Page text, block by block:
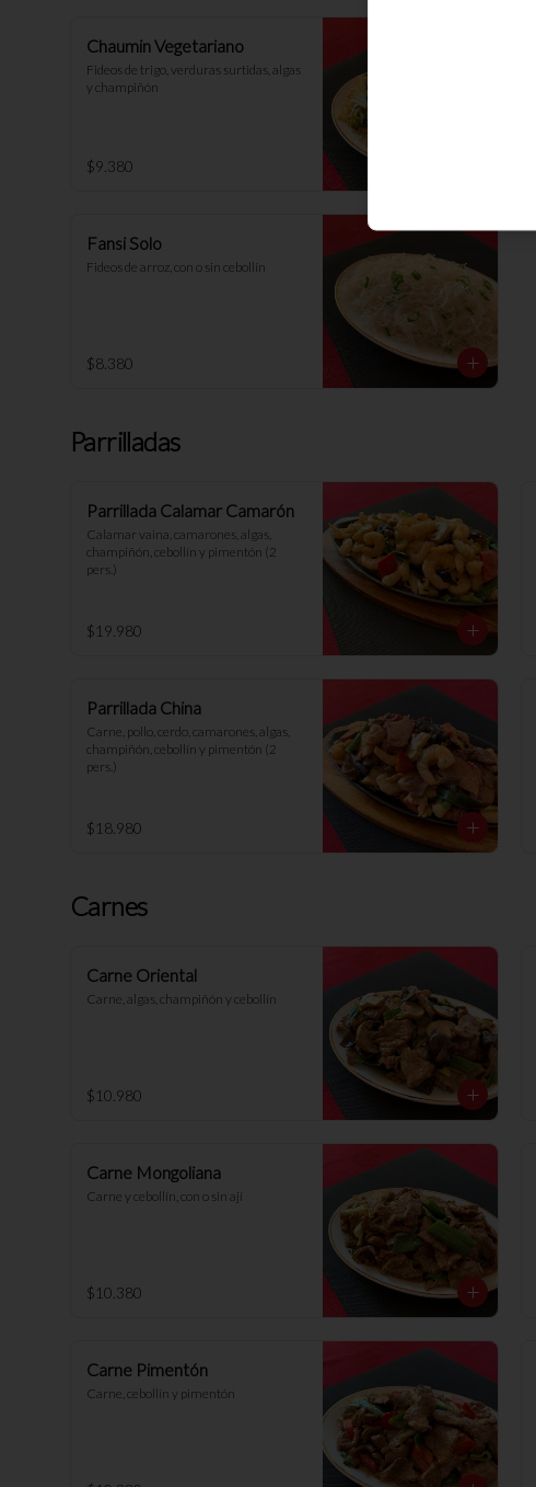
Chaumin Vegetariano
Fideos de trigo, verduras surtidas, algas
y champiñón
$9.380
Fansi Solo
Fideos de arroz, con o sin cebollín
$8.380
Parrilladas
Parrillada Calamar Camarón
Calamar vaina, camarones, algas,
champiñón, cebollín y pimentón (2
pers.)
$19.980
Parrillada China
Carne, pollo, cerdo, camarones, algas,
champiñón, cebollín y pimentón (2
pers.)
$18.980
Carnes
Carne Oriental
Carne, algas, champiñón y cebollín
$10.980
Carne Mongoliana
Carne y cebollín, con o sin ají
$10.380
Carne Pimentón
Carne, cebollín y pimentón